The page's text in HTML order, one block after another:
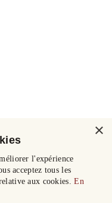
×
l'expérience
acceptez tous les
aux cookies.En